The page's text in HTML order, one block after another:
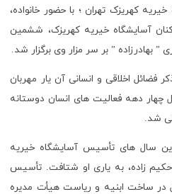
کهریزک تهران ؛ با حضور خانواده،
آسایشگاه خیریه کهریزک، ششمین
بهادرزاده ” بر سر مزار وی برگزار شد.
فضائل اخلاقی و انسانی آن یار مهربان
چهار دهه فعالیت های انسان دوستانه
شد.
سال های تأسیس آسایشگاه خیریه
زاده، به یاری او شتافت. تأسیس
در ساخت ابنیه و ریاست هیأت مدیره